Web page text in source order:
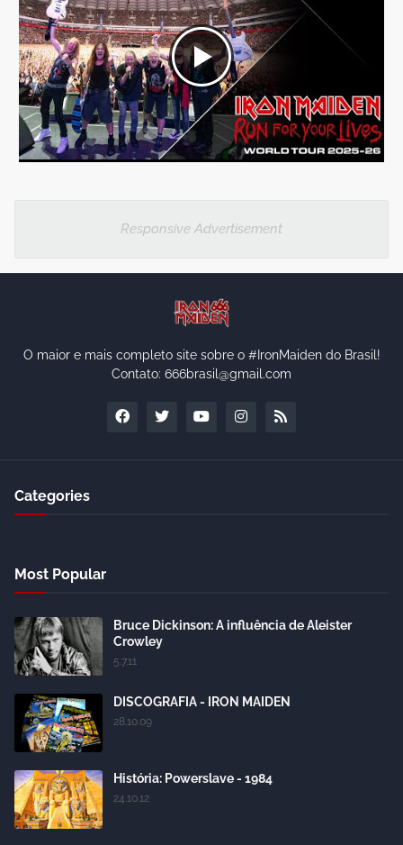
Responsive Advertisement
O maior e mais completo site sobre o #IronMaiden do Brasil!
Contato: 666brasil@gmail.com
Categories
Most Popular
Bruce Dickinson: A influência de Aleister
Crowley
5.7.11
DISCOGRAFIA - IRON MAIDEN
28.10.09
História: Powerslave - 1984
24.10.12